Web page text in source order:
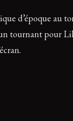
d’époque au
tournant pour